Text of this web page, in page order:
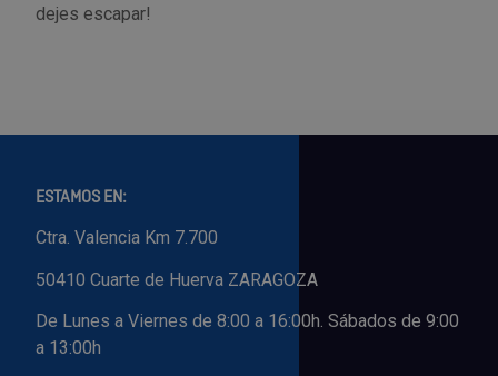
dejes escapar!
ESTAMOS EN:
Ctra. Valencia Km 7.700
50410 Cuarte de Huerva ZARAGOZA
De Lunes a Viernes de 8:00 a 16:00h. Sábados de 9:00
a 13:00h